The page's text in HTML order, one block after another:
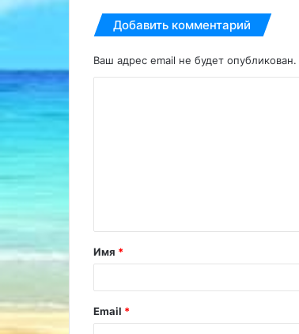
Добавить комментарий
Ваш адрес email не будет опубликован.
т
а
й
Имя *
Email *